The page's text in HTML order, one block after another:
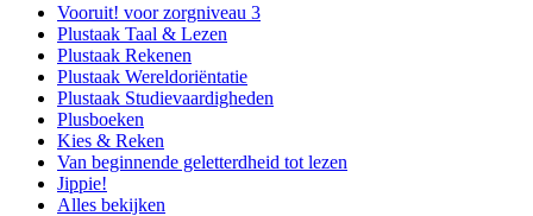
Vooruit! voor zorgniveau 3
Plustaak Taal & Lezen
Plustaak Rekenen
Plustaak Wereldoriëntatie
Plustaak Studievaardigheden
Plusboeken
Kies & Reken
Van beginnende geletterdheid tot lezen
Jippie!
Alles bekijken